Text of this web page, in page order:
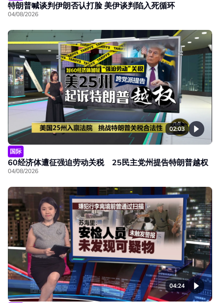
特朗普喊谈判伊朗否认打脸 美伊谈判陷入死循环
04/08/2026
02:03
国际
60经济体遭征强迫劳动关税 25民主党州提告特朗普越权
04/08/2026
04:24